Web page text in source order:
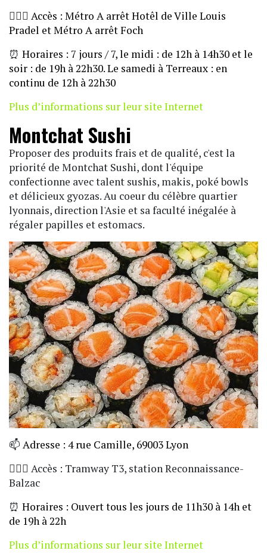
🏃🏼‍♀️ Accès : Métro A arrêt Hotêl de Ville Louis
Pradel et Métro A arrêt Foch
⏰ Horaires : 7 jours / 7, le midi : de 12h à 14h30 et le
soir : de 19h à 22h30. Le samedi à Terreaux : en
continu de 12h à 22h30
Plus d’informations sur leur site Internet
Montchat Sushi
Proposer des produits frais et de qualité, c'est la
priorité de Montchat Sushi, dont l'équipe
confectionne avec talent sushis, makis, poké bowls
et délicieux gyozas. Au coeur du célèbre quartier
lyonnais, direction l'Asie et sa faculté inégalée à
régaler papilles et estomacs.
📫 Adresse : 4 rue Camille, 69003 Lyon
🏃🏼‍♀️ Accès : Tramway T3, station Reconnaissance-
Balzac
⏰ Horaires : Ouvert tous les jours de 11h30 à 14h et
de 19h à 22h
Plus d’informations sur leur site Internet